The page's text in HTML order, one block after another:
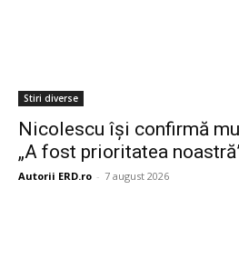
Stiri diverse
Nicolescu își confirmă
„A fost prioritatea
Autorii ERD.ro - 7 august 2026